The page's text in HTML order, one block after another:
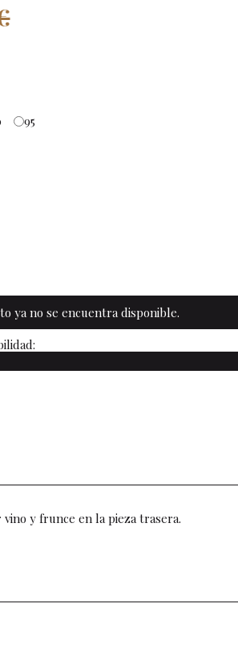
95
ya no se encuentra disponible.
y frunce en la pieza trasera.